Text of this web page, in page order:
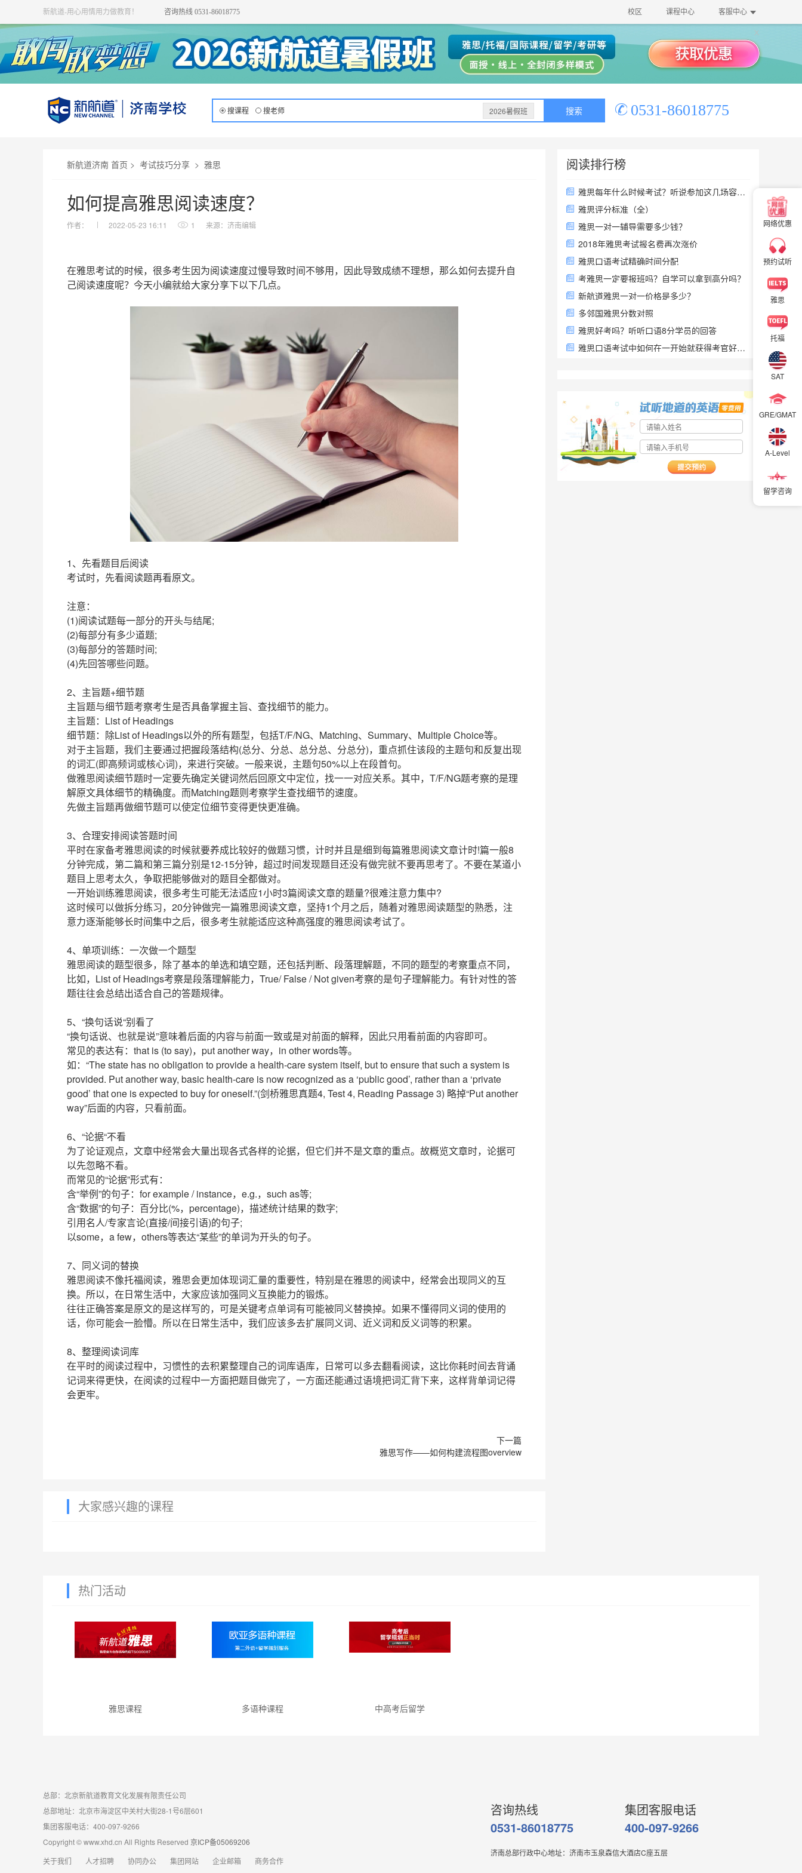
新航道-用心用情用力做教育！ 咨询热线 0531-86018775 校区 课程中心 客服中心
搜课程 搜老师 2026暑假班 搜索 0531-86018775
新航道济南 首页 > 考试技巧分享 > 雅思
如何提高雅思阅读速度？
作者： 2022-05-23 16:11 1 来源：济南编辑
在雅思考试的时候，很多考生因为阅读速度过慢导致时间不够用，因此导致成绩不理想，那么如何去提升自
己阅读速度呢？今天小编就给大家分享下以下几点。
1、先看题目后阅读
考试时，先看阅读题再看原文。
注意：
(1)阅读试题每一部分的开头与结尾;
(2)每部分有多少道题;
(3)每部分的答题时间;
(4)先回答哪些问题。
2、主旨题+细节题
主旨题与细节题考察考生是否具备掌握主旨、查找细节的能力。
主旨题：List of Headings
细节题：除List of Headings以外的所有题型，包括T/F/NG、Matching、Summary、Multiple Choice等。
对于主旨题，我们主要通过把握段落结构(总分、分总、总分总、分总分)，重点抓住该段的主题句和反复出现
的词汇(即高频词或核心词)，来进行突破。一般来说，主题句50%以上在段首句。
做雅思阅读细节题时一定要先确定关键词然后回原文中定位，找一一对应关系。其中，T/F/NG题考察的是理
解原文具体细节的精确度。而Matching题则考察学生查找细节的速度。
先做主旨题再做细节题可以使定位细节变得更快更准确。
3、合理安排阅读答题时间
平时在家备考雅思阅读的时候就要养成比较好的做题习惯，计时并且是细到每篇雅思阅读文章计时!篇一般8
分钟完成，第二篇和第三篇分别是12-15分钟，超过时间发现题目还没有做完就不要再思考了。不要在某道小
题目上思考太久，争取把能够做对的题目全都做对。
一开始训练雅思阅读，很多考生可能无法适应1小时3篇阅读文章的题量?很难注意力集中?
这时候可以做拆分练习，20分钟做完一篇雅思阅读文章，坚持1个月之后，随着对雅思阅读题型的熟悉，注
意力逐渐能够长时间集中之后，很多考生就能适应这种高强度的雅思阅读考试了。
4、单项训练：一次做一个题型
雅思阅读的题型很多，除了基本的单选和填空题，还包括判断、段落理解题，不同的题型的考察重点不同，
比如，List of Headings考察是段落理解能力，True/ False / Not given考察的是句子理解能力。有针对性的答
题往往会总结出适合自己的答题规律。
5、“换句话说“别看了
“换句话说、也就是说”意味着后面的内容与前面一致或是对前面的解释，因此只用看前面的内容即可。
常见的表达有：that is (to say)，put another way，in other words等。
如：“The state has no obligation to provide a health-care system itself, but to ensure that such a system is
provided. Put another way, basic health-care is now recognized as a ‘public good’, rather than a ‘private
good’ that one is expected to buy for oneself.”(剑桥雅思真题4, Test 4, Reading Passage 3) 略掉“Put another
way”后面的内容，只看前面。
6、“论据“不看
为了论证观点，文章中经常会大量出现各式各样的论据，但它们并不是文章的重点。故概览文章时，论据可
以先忽略不看。
而常见的“论据”形式有：
含“举例”的句子：for example / instance，e.g.，such as等;
含“数据”的句子：百分比(%，percentage)，描述统计结果的数字;
引用名人/专家言论(直接/间接引语)的句子;
以some，a few，others等表达“某些”的单词为开头的句子。
7、同义词的替换
雅思阅读不像托福阅读，雅思会更加体现词汇量的重要性，特别是在雅思的阅读中，经常会出现同义的互
换。所以，在日常生活中，大家应该加强同义互换能力的锻炼。
往往正确答案是原文的是这样写的，可是关键考点单词有可能被同义替换掉。如果不懂得同义词的使用的
话，你可能会一脸懵。所以在日常生活中，我们应该多去扩展同义词、近义词和反义词等的积累。
8、整理阅读词库
在平时的阅读过程中，习惯性的去积累整理自己的词库语库，日常可以多去翻看阅读，这比你耗时间去背诵
记词来得更快，在阅读的过程中一方面把题目做完了，一方面还能通过语境把词汇背下来，这样背单词记得
会更牢。
雅思写作——如何构建流程图overview
大家感兴趣的课程
阅读排行榜
雅思每年什么时候考试？听说参加这几场容易拿高分！
雅思评分标准（全）
雅思一对一辅导需要多少钱？
2018年雅思考试报名费再次涨价
雅思口语考试精确时间分配
考雅思一定要报班吗？自学可以拿到高分吗？
新航道雅思一对一价格是多少？
多邻国雅思分数对照
雅思好考吗？听听口语8分学员的回答
雅思口语考试中如何在一开始就获得考官好感？
热门活动
雅思课程 多语种课程 中高考后留学
总部：北京新航道教育文化发展有限责任公司
总部地址：北京市海淀区中关村大街28-1号6层601
集团客服电话：400-097-9266
Copyright © www.xhd.cn All Rights Reserved 京ICP备05069206
关于我们
人才招聘 协同办公 集团网站 企业邮箱 商务合作
咨询热线
0531-86018775
集团客服电话
400-097-9266
济南总部行政中心地址：济南市玉泉森信大酒店C座五层
登录
密码登录 收不到验证码?
登录
验证码登录 忘记密码?
知道了
下一步
保存新密码
忘记密码?
立即登录
为了确保您的帐号安全
请勿将帐号信息提供给他人/机构
网络优惠
预约试听
雅思
托福
SAT
GRE/GMAT
A-Level
留学咨询
×
×